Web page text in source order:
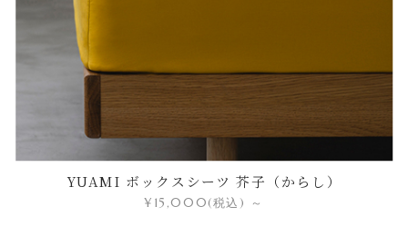
YUAMI ボックスシーツ 芥子（からし）
¥15,000(税込) ～